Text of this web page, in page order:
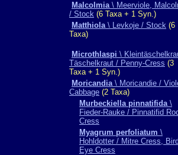
Malcolmia\ Meerviole,
/ Stock (6 Taxa + 1 Syn.)
Matthiola\ Levkoje / Stock (6
Taxa)
Microthlaspi \
Täschelkraut / Penny-Cress (3
Taxa + 1 Syn.)
Moricandia\ Moricandie /
Cabbage (2 Taxa)
Murbeckiella pinnatifida\
Fieder-Rauke / Pinnatifid
Cress
Myagrum perfoliatum \
Hohldotter / Mitre Cress,
Eye Cress